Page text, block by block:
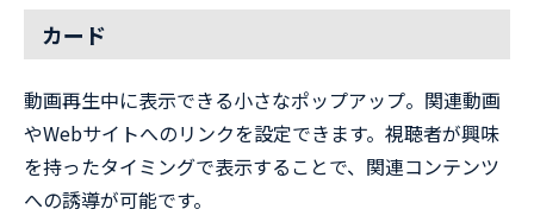
カード
動画再生中に表示できる小さなポップアップ。関連動画
やWebサイトへのリンクを設定できます。視聴者が興味
を持ったタイミングで表示することで、関連コンテンツ
への誘導が可能です。